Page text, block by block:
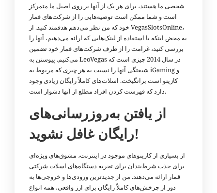
شخصی ما هستند، برای هر یک از آنها بر روی اصیل ما متمرکز
است و شما ممکن است توصیه‌هایی را از شرکت‌های قمار
خود که من نظر می‌دهم هدفمند کنید. از VegasSlotsOnline،
به محض اینکه با استفاده از لینک‌هایی که ارائه می‌دهیم، آنها را
بررسی کنید، غرامت را از طرف شرکت‌های قمار خود تضمین
می‌کنیم. پیوستن به LeoVegas در سال 2014 چیزی است که
شیفتگی آنها را نسبت به هر چیزی که مربوط به iGaming و
کازینو است برانگیخت. اسلات‌های کاملاً رایگان زیادی وجود
دارد که فهرست کردن افراد مطلع از آنها دشوار است.
از یافتن به‌روزرسانی‌های
رایگان غافل نشوید!
از بسیاری از کازینوهای موجود در اینترنت، مشوق‌های ویژه‌ای
برای جذب شرط‌بندان برای تجربه دستگاه‌های اسلات شرکتی
قمار ارائه می‌دهند. من از جدیدترین ورودی‌ها و خروجی‌ها به
دور از چرخش‌های کاملاً رایگان برای ارز واقعی، همه انواع